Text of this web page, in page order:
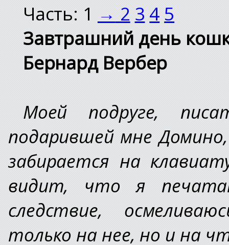
Часть: 1 → 2 3 4 5
Завтрашний день
Бернард Вербер
Моей подруге,
подарившей мне
забирается на
видит, что я
следствие,
только на нее, но и на